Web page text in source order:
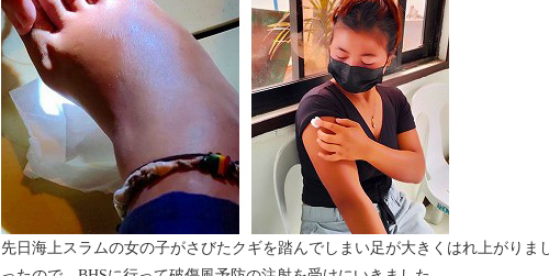
先日海上スラムの女の子がさびたクギを踏んでしまい足が大きくはれ上がりま